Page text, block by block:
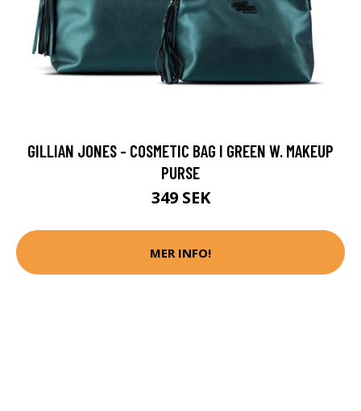
GILLIAN JONES - COSMETIC BAG I GREEN W. MAKEUP
PURSE
349 SEK
MER INFO!